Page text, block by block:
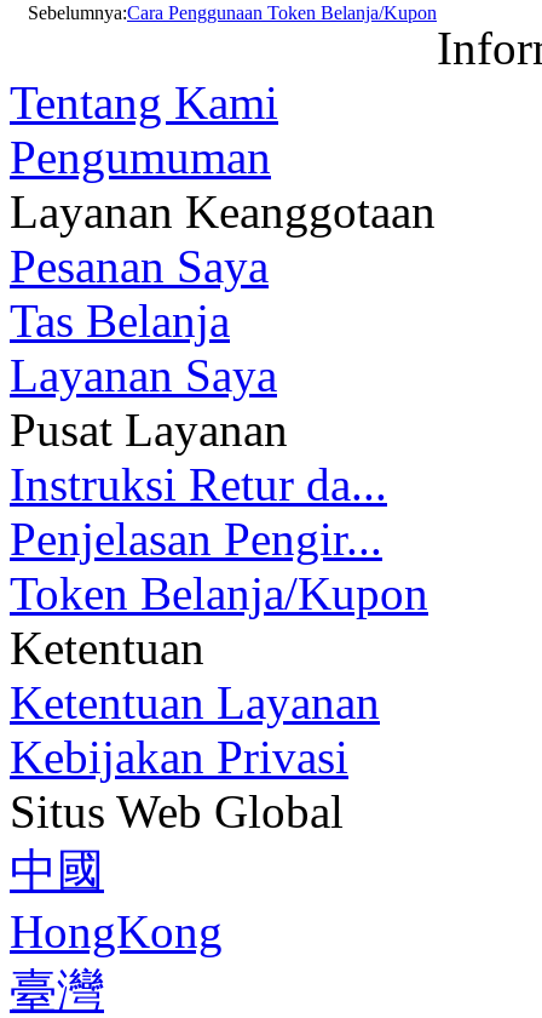
Sebelumnya:Cara Penggunaan Token Belanja/Kupon
Tentang Kami
Pengumuman
Layanan Keanggotaan
Pesanan Saya
Tas Belanja
Layanan Saya
Pusat Layanan
Instruksi Retur da...
Penjelasan Pengir...
Token Belanja/Kupon
Ketentuan
Ketentuan Layanan
Kebijakan Privasi
Situs Web Global
中國
HongKong
臺灣